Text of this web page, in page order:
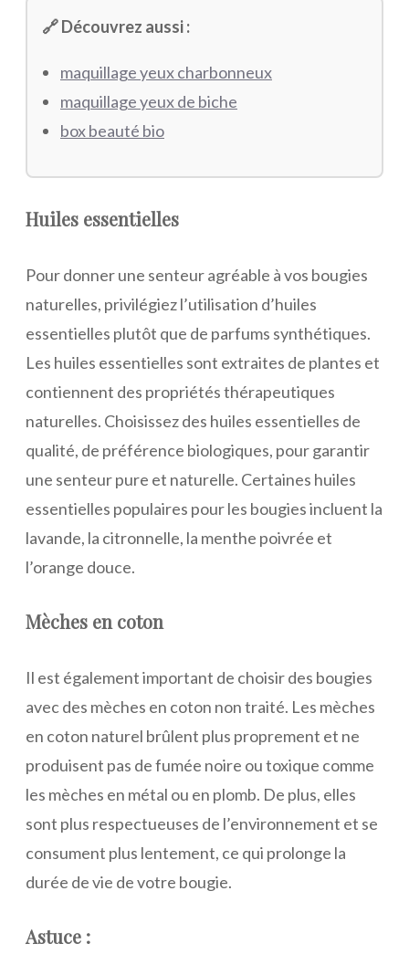
🔗 Découvrez aussi :
maquillage yeux charbonneux
maquillage yeux de biche
box beauté bio
Huiles essentielles
Pour donner une senteur agréable à vos bougies
naturelles, privilégiez l’utilisation d’huiles
essentielles plutôt que de parfums synthétiques.
Les huiles essentielles sont extraites de plantes et
contiennent des propriétés thérapeutiques
naturelles. Choisissez des huiles essentielles de
qualité, de préférence biologiques, pour garantir
une senteur pure et naturelle. Certaines huiles
essentielles populaires pour les bougies incluent la
lavande, la citronnelle, la menthe poivrée et
l’orange douce.
Mèches en coton
Il est également important de choisir des bougies
avec des mèches en coton non traité. Les mèches
en coton naturel brûlent plus proprement et ne
produisent pas de fumée noire ou toxique comme
les mèches en métal ou en plomb. De plus, elles
sont plus respectueuses de l’environnement et se
consument plus lentement, ce qui prolonge la
durée de vie de votre bougie.
Astuce :